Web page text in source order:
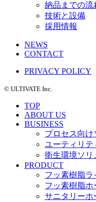
納品までの流
技術と設備
採用情報
NEWS
CONTACT
PRIVACY POLICY
©️ ULTIVATE Inc.
TOP
ABOUT US
BUSINESS
プロセス向け
ユーティリテ
衛生環境ソリ
PRODUCT
フッ素樹脂ラ
フッ素樹脂
サニタリーホ